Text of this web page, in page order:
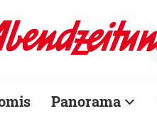
Panorama